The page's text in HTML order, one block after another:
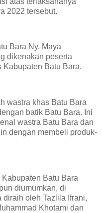
2022 tersebut.
Bara Ny. Maya
dikenakan peserta
Batu Bara.
wastra khas Batu Bara
batik Batu Bara. Ini
wastra Batu Bara dan
dengan membeli produk-
Batu Bara
diumumkan, di
oleh Tazlila Ifrani,
Khotami dan